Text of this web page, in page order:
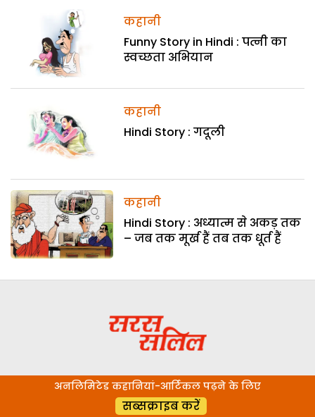
कहानी
Funny Story in Hindi : पत्नी का
स्वच्छता अभियान
कहानी
Hindi Story : गदूली
कहानी
Hindi Story : अध्यात्म से अकड़ तक
– जब तक मूर्ख हैं तब तक धूर्त हैं
अनलिमिटेड कहानियां-आर्टिकल पढ़ने के लिए
सब्सक्राइब करें